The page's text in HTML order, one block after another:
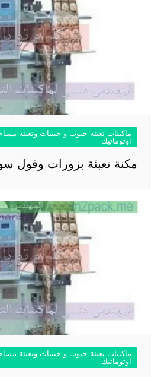
ماكينات تعبئة حبوب و حبيبات وتعبئة
اوتوماتيك
مكنة تعبئة بزورات وفول
ماكينات تعبئة حبوب و حبيبات وتعبئة
اوتوماتيك